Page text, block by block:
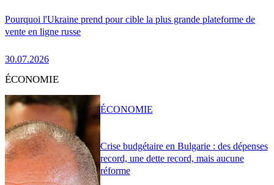
Pourquoi l'Ukraine prend pour cible la plus grande plateforme de
vente en ligne russe
30.07.2026
ÉCONOMIE
Crise budgétaire en Bulgarie : des dépenses
record, une dette record, mais aucune
réforme
ÉCONOMIE